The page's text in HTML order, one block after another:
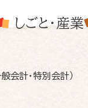
しごと・産業
会計・特別会計）